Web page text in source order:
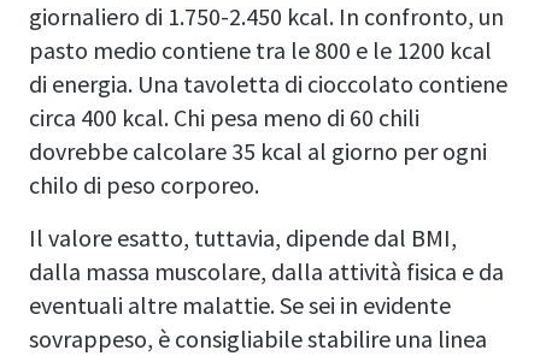
giornaliero di 1.750-2.450 kcal. In confronto, un
pasto medio contiene tra le 800 e le 1200 kcal
di energia. Una tavoletta di cioccolato contiene
circa 400 kcal. Chi pesa meno di 60 chili
dovrebbe calcolare 35 kcal al giorno per ogni
chilo di peso corporeo.
Il valore esatto, tuttavia, dipende dal BMI,
dalla massa muscolare, dalla attività fisica e da
eventuali altre malattie. Se sei in evidente
sovrappeso, è consigliabile stabilire una linea